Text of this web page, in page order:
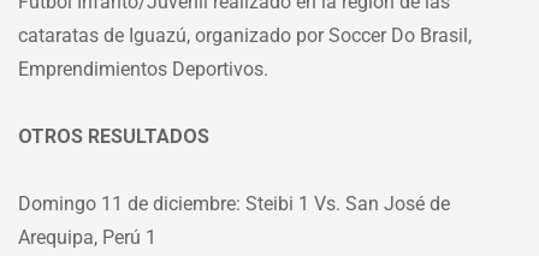
cataratas de Iguazú, organizado por Soccer Do Brasil,
Emprendimientos Deportivos.
OTROS RESULTADOS
Domingo 11 de diciembre: Steibi 1 Vs. San José de
Arequipa, Perú 1